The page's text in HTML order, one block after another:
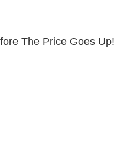
The Price Goes Up!